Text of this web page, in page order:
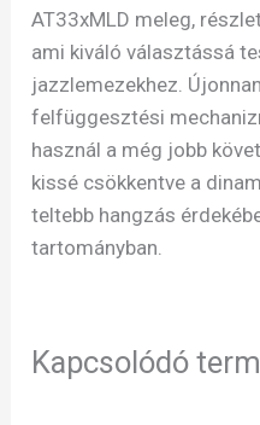
AT33xMLD meleg,
ami kiváló választássá
jazzlemezekhez.
felfüggesztési
használ a még jobb
kissé csökkentve a
teltebb hangzás
tartományban.
Kapcsolódó